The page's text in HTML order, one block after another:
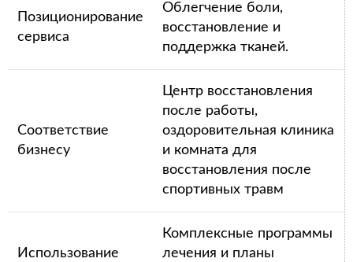
Позиционирование
сервиса
Облегчение боли,
восстановление и
поддержка тканей.
Соответствие
бизнесу
Центр восстановления
после работы,
оздоровительная клиника
и комната для
восстановления после
спортивных травм
Использование
Комплексные программы
лечения и планы